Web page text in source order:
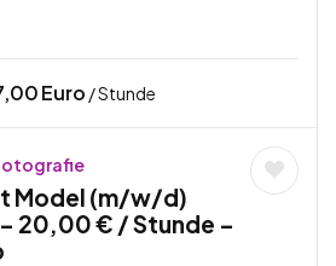
Euro / Stunde
Model (m/w/d)
20,00 € / Stunde –